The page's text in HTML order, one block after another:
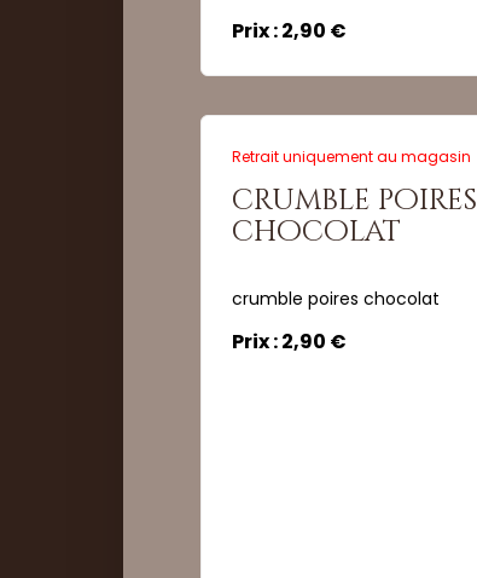
Prix : 2,90 €Commander
Retrait uniquement au magasin
crumble poires
chocolat
crumble poires chocolat
Prix : 2,90 €